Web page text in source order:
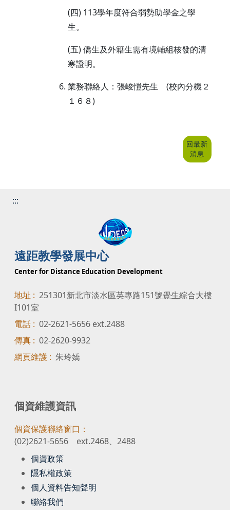
(四) 113學年度符合弱勢助學金之學
生。
(五) 僑生及外籍生需有境輔組核發的清
寒證明。
業務聯絡人：張峻愷先生 (校內分機２
１６８)
回最新
消息
:::
遠距教學發展中心
Center for Distance Education Development
地址 : 251301新北市淡水區英專路151號覺生綜合大樓
I101室
電話 : 02-2621-5656 ext.2488
傳真 : 02-2620-9932
網頁維護 : 朱玲嬌
個資維護資訊
個資保護聯絡窗口：
(02)2621-5656 ext.2468、2488
個資政策
隱私權政策
個人資料告知聲明
聯絡我們